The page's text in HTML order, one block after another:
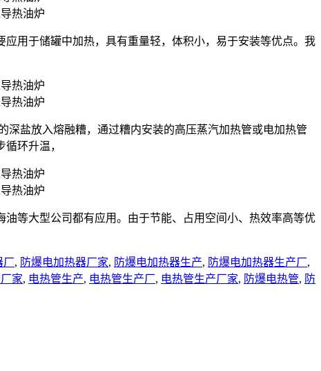
用于储罐中加热，具有重量轻，体积小，易于安装等优点。我
盐放入熔融糟，通过糟内安装的高压蒸汽加热管或电加热管
环升温，
等大型公司都有应用。由于节能、占用空间小、热效率高等优
厂, 防爆电加热器厂家, 防爆电加热器生产, 防爆电加热器生产厂,
家, 电热管生产, 电热管生产厂, 电热管生产厂家, 防爆电热管, 防